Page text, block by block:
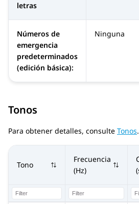
letras
Números de
emergencia
predeterminados
(edición básica):
Ninguna
Tonos
Para obtener detalles, consulte Tonos.
Tono
Frecuencia
(Hz)